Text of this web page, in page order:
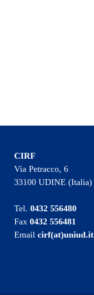
CIRF
Via Petracco, 6
33100 UDINE (Italia)
Tel.0432 556480
Fax0432 556481
Emailcirf(at)uniud.it